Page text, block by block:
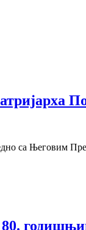
са Његовим